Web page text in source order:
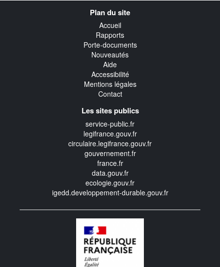
Plan du site
Accueil
Rapports
Porte-documents
Nouveautés
Aide
Accessibilité
Mentions légales
Contact
Les sites publics
service-public.fr
legifrance.gouv.fr
circulaire.legifrance.gouv.fr
gouvernement.fr
france.fr
data.gouv.fr
ecologie.gouv.fr
igedd.developpement-durable.gouv.fr